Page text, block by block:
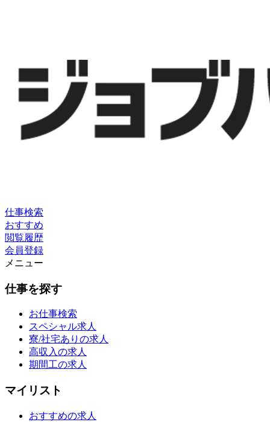
仕事検索
おすすめ
閲覧履歴
会員登録
メニュー
仕事を探す
お仕事検索
スペシャル求人
寮/社宅ありの求人
高収入の求人
期間工の求人
マイリスト
おすすめの求人